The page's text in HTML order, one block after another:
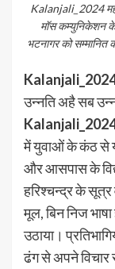
Kalanjali_2024
मॉस कम्युनिकेशन के
भटनागर को
उन्नति अहै सब
में युवाओं के कंठ से
और आसपास के
हरिश्चन्द्र के सूत्र
मूल, बिन निज
उठाया।
ढंग से अपने